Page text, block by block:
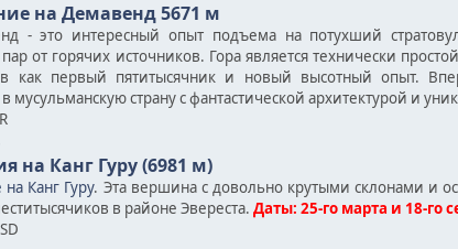
на Демавенд 5671 м
- это интересный опыт подъема на потухший
от горячих источников. Гора является технически
как первый пятитысячник и новый высотный опыт.
мусульманскую страну с фантастической архитектурой и
на Канг Гуру (6981 м)
Канг Гуру. Эта вершина с довольно крутыми склонами и
в районе Эвереста. Даты: 25-го марта и 18-го